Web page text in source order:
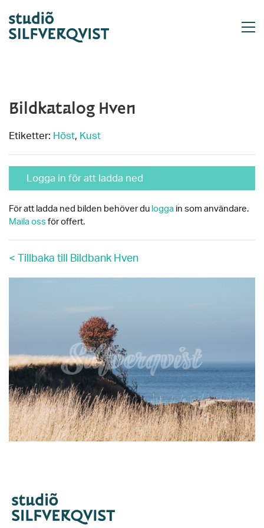
Bildkatalog Hven
Etiketter: Höst, Kust
Logga in för att ladda ned
För att ladda ned bilden behöver du logga in som användare.
Maila oss för offert.
< Tillbaka till Bildbank Hven